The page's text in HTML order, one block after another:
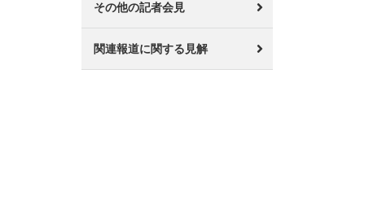
その他の記者会見
関連報道に関する見解